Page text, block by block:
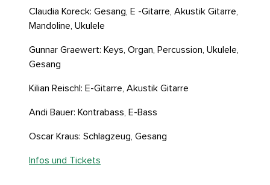
Claudia Koreck: Gesang, E -Gitarre, Akustik Gitarre,
Mandoline, Ukulele
Gunnar Graewert: Keys, Organ, Percussion, Ukulele,
Gesang
Kilian Reischl: E-Gitarre, Akustik Gitarre
Andi Bauer: Kontrabass, E-Bass
Oscar Kraus: Schlagzeug, Gesang
Infos und Tickets